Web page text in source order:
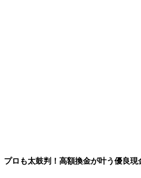
プロも太鼓判！高額換金が叶う優良現